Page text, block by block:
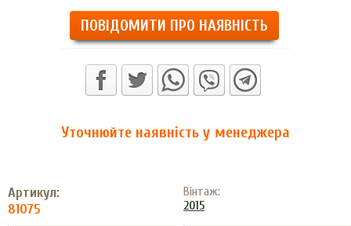
ПОВІДОМИТИ ПРО НАЯВНІСТЬ
Уточнюйте наявність у менеджера
Артикул:
81075
Вінтаж:
2015